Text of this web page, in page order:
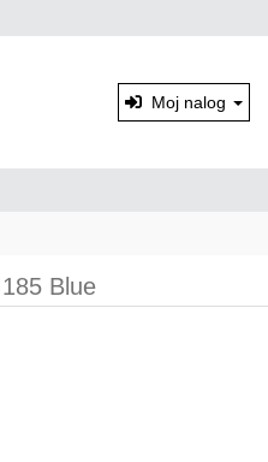
Moj nalog
Blue